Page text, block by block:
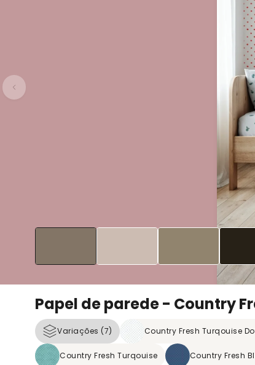
Papel de parede - Country
Variações (7) Country Fresh Turqouise
Country Fresh Turqouise Country Fresh